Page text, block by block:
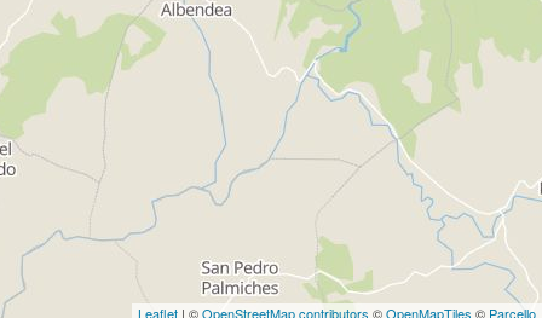
Leaflet | ©OpenStreetMap contributors ©OpenMapTiles © Parcello